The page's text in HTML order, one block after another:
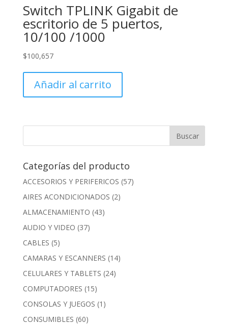
Switch TPLINK Gigabit de
escritorio de 5 puertos,
10/100 /1000
$100,657
Añadir al carrito
Categorías del producto
ACCESORIOS Y PERIFERICOS (57)
AIRES ACONDICIONADOS (2)
ALMACENAMIENTO (43)
AUDIO Y VIDEO (37)
CABLES (5)
CAMARAS Y ESCANNERS (14)
CELULARES Y TABLETS (24)
COMPUTADORES (15)
CONSOLAS Y JUEGOS (1)
CONSUMIBLES (60)